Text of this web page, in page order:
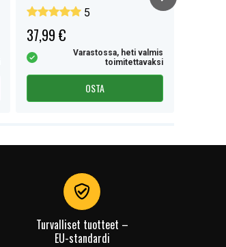
5
37,99 €
Varastossa, heti valmis
toimitettavaksi
OSTA
Turvalliset tuotteet –
EU-standardi